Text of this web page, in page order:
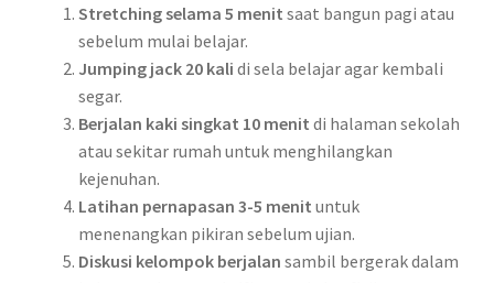
Stretching selama 5 menit saat bangun pagi atau
sebelum mulai belajar.
Jumping jack 20 kali di sela belajar agar kembali
segar.
Berjalan kaki singkat 10 menit di halaman sekolah
atau sekitar rumah untuk menghilangkan
kejenuhan.
Latihan pernapasan 3-5 menit untuk
menenangkan pikiran sebelum ujian.
Diskusi kelompok berjalan sambil bergerak dalam